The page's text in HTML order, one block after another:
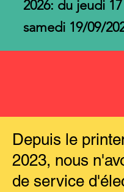
2026: du jeudi
samedi 19/09/
Depuis le
2023, nous
de service